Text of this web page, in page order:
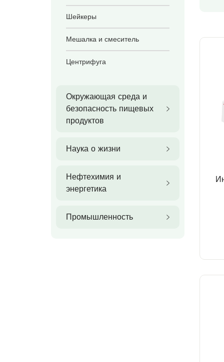
Шейкеры
Мешалка и смеситель
Центрифуга
Окружающая среда и
безопасность пищевых
продуктов
Наука о жизни
Нефтехимия и
энергетика
Промышленность